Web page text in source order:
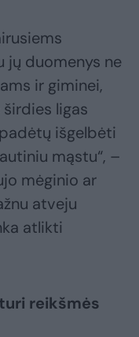
jų duomenys ne
ir giminei,
ligas
išgelbėti
mąstu“, –
mėginio ar
atveju
atlikti
reikšmės